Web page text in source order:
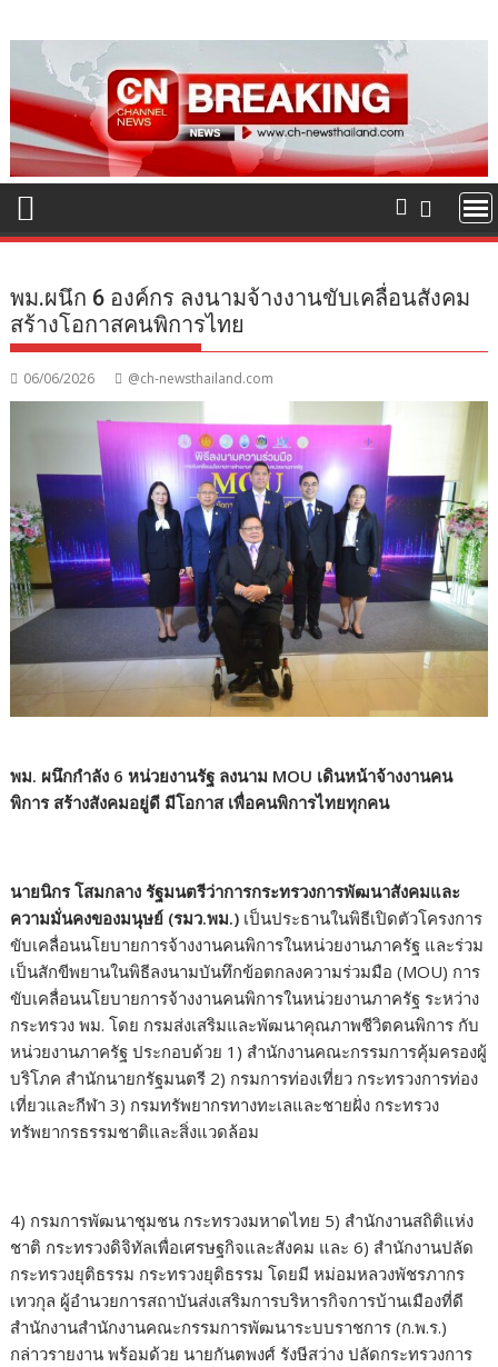
to
content
พม.ผนึก 6 องค์กร ลงนามจ้างงานขับเคลื่อนสังคม
สร้างโอกาสคนพิการไทย
06/06/2026 @ch-newsthailand.com
พม. ผนึกกำลัง 6 หน่วยงานรัฐ ลงนาม MOU เดินหน้าจ้างงานคน
พิการ สร้างสังคมอยู่ดี มีโอกาส เพื่อคนพิการไทยทุกคน
นายนิกร โสมกลาง รัฐมนตรีว่าการกระทรวงการพัฒนาสังคมและ
ความมั่นคงของมนุษย์ (รมว.พม.) เป็นประธานในพิธีเปิดตัวโครงการ
ขับเคลื่อนนโยบายการจ้างงานคนพิการในหน่วยงานภาครัฐ และร่วม
เป็นสักขีพยานในพิธีลงนามบันทึกข้อตกลงความร่วมมือ (MOU) การ
ขับเคลื่อนนโยบายการจ้างงานคนพิการในหน่วยงานภาครัฐ ระหว่าง
กระทรวง พม. โดย กรมส่งเสริมและพัฒนาคุณภาพชีวิตคนพิการ กับ
หน่วยงานภาครัฐ ประกอบด้วย 1) สำนักงานคณะกรรมการคุ้มครองผู้
บริโภค สำนักนายกรัฐมนตรี 2) กรมการท่องเที่ยว กระทรวงการท่อง
เที่ยวและกีฬา 3) กรมทรัพยากรทางทะเลและชายฝั่ง กระทรวง
ทรัพยากรธรรมชาติและสิ่งแวดล้อม
4) กรมการพัฒนาชุมชน กระทรวงมหาดไทย 5) สำนักงานสถิติแห่ง
ชาติ กระทรวงดิจิทัลเพื่อเศรษฐกิจและสังคม และ 6) สำนักงานปลัด
กระทรวงยุติธรรม กระทรวงยุติธรรม โดยมี หม่อมหลวงพัชรภากร
เทวกุล ผู้อำนวยการสถาบันส่งเสริมการบริหารกิจการบ้านเมืองที่ดี
สำนักงานสำนักงานคณะกรรมการพัฒนาระบบราชการ (ก.พ.ร.)
กล่าวรายงาน พร้อมด้วย นายกันตพงศ์ รังษีสว่าง ปลัดกระทรวงการ